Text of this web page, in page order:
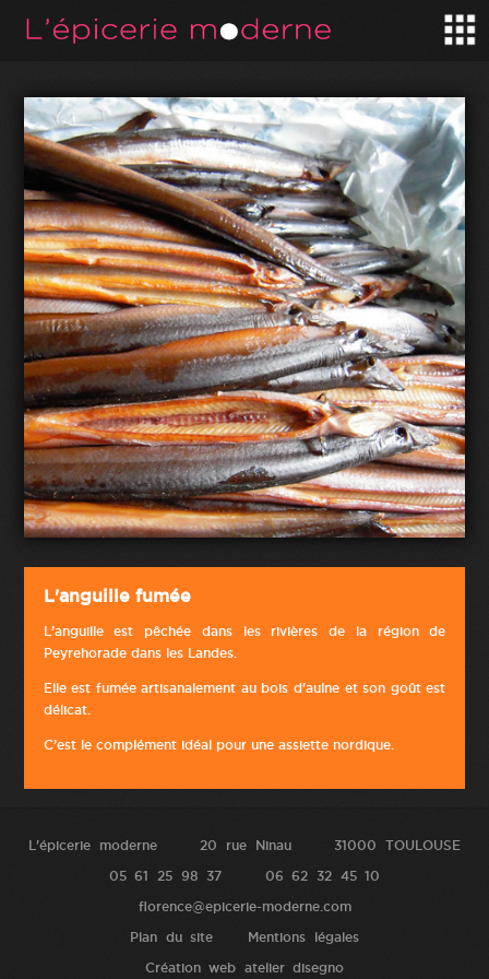
L'anguille fumée
L’anguille est pêchée dans les rivières de la région de
Peyrehorade dans les Landes.
Elle est fumée artisanalement au bois d'aulne et son goût est
délicat.
C’est le complément idéal pour une assiette nordique.
L'épicerie moderne 20 rue Ninau 31000 TOULOUSE
05 61 25 98 37 06 62 32 45 10
florence@epicerie-moderne.com
Plan du site Mentions légales
Création web atelier disegno